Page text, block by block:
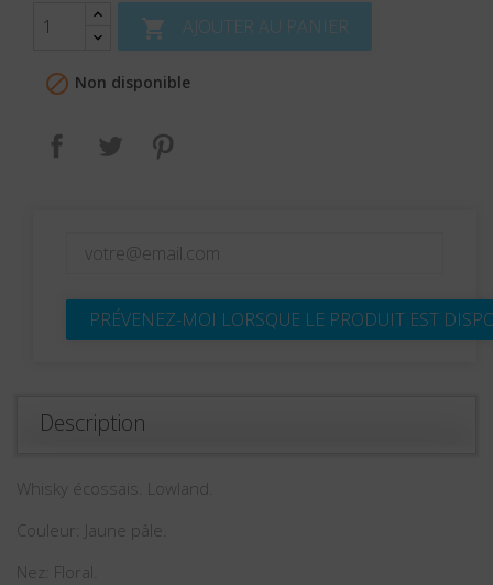
 AJOUTER AU PANIER
 Non disponible
Partager Tweet
PRÉVENEZ-MOI LORSQUE LE PRODUIT EST
Description
Whisky écossais. Lowland.
Couleur: Jaune pâle.
Nez: Floral.